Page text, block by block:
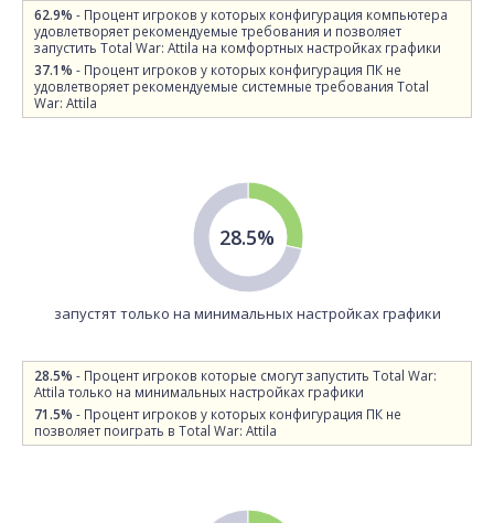
62.9% - Процент игроков у которых конфигурация компьютера
удовлетворяет рекомендуемые требования и позволяет
запустить Total War: Attila на комфортных настройках графики
37.1% - Процент игроков у которых конфигурация ПК не
удовлетворяет рекомендуемые системные требования Total
War: Attila
28.5%
запустят только на минимальных настройках графики
28.5% - Процент игроков которые смогут запустить Total War:
Attila только на минимальных настройках графики
71.5% - Процент игроков у которых конфигурация ПК не
позволяет поиграть в Total War: Attila